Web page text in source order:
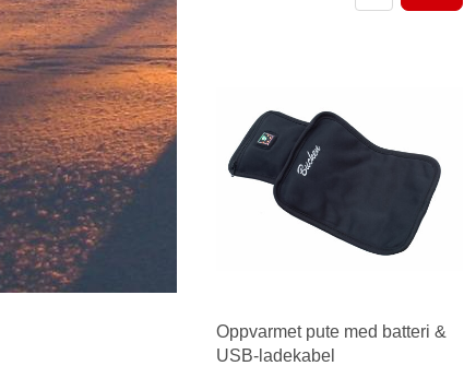
Oppvarmet pute med batteri &
USB-ladekabel